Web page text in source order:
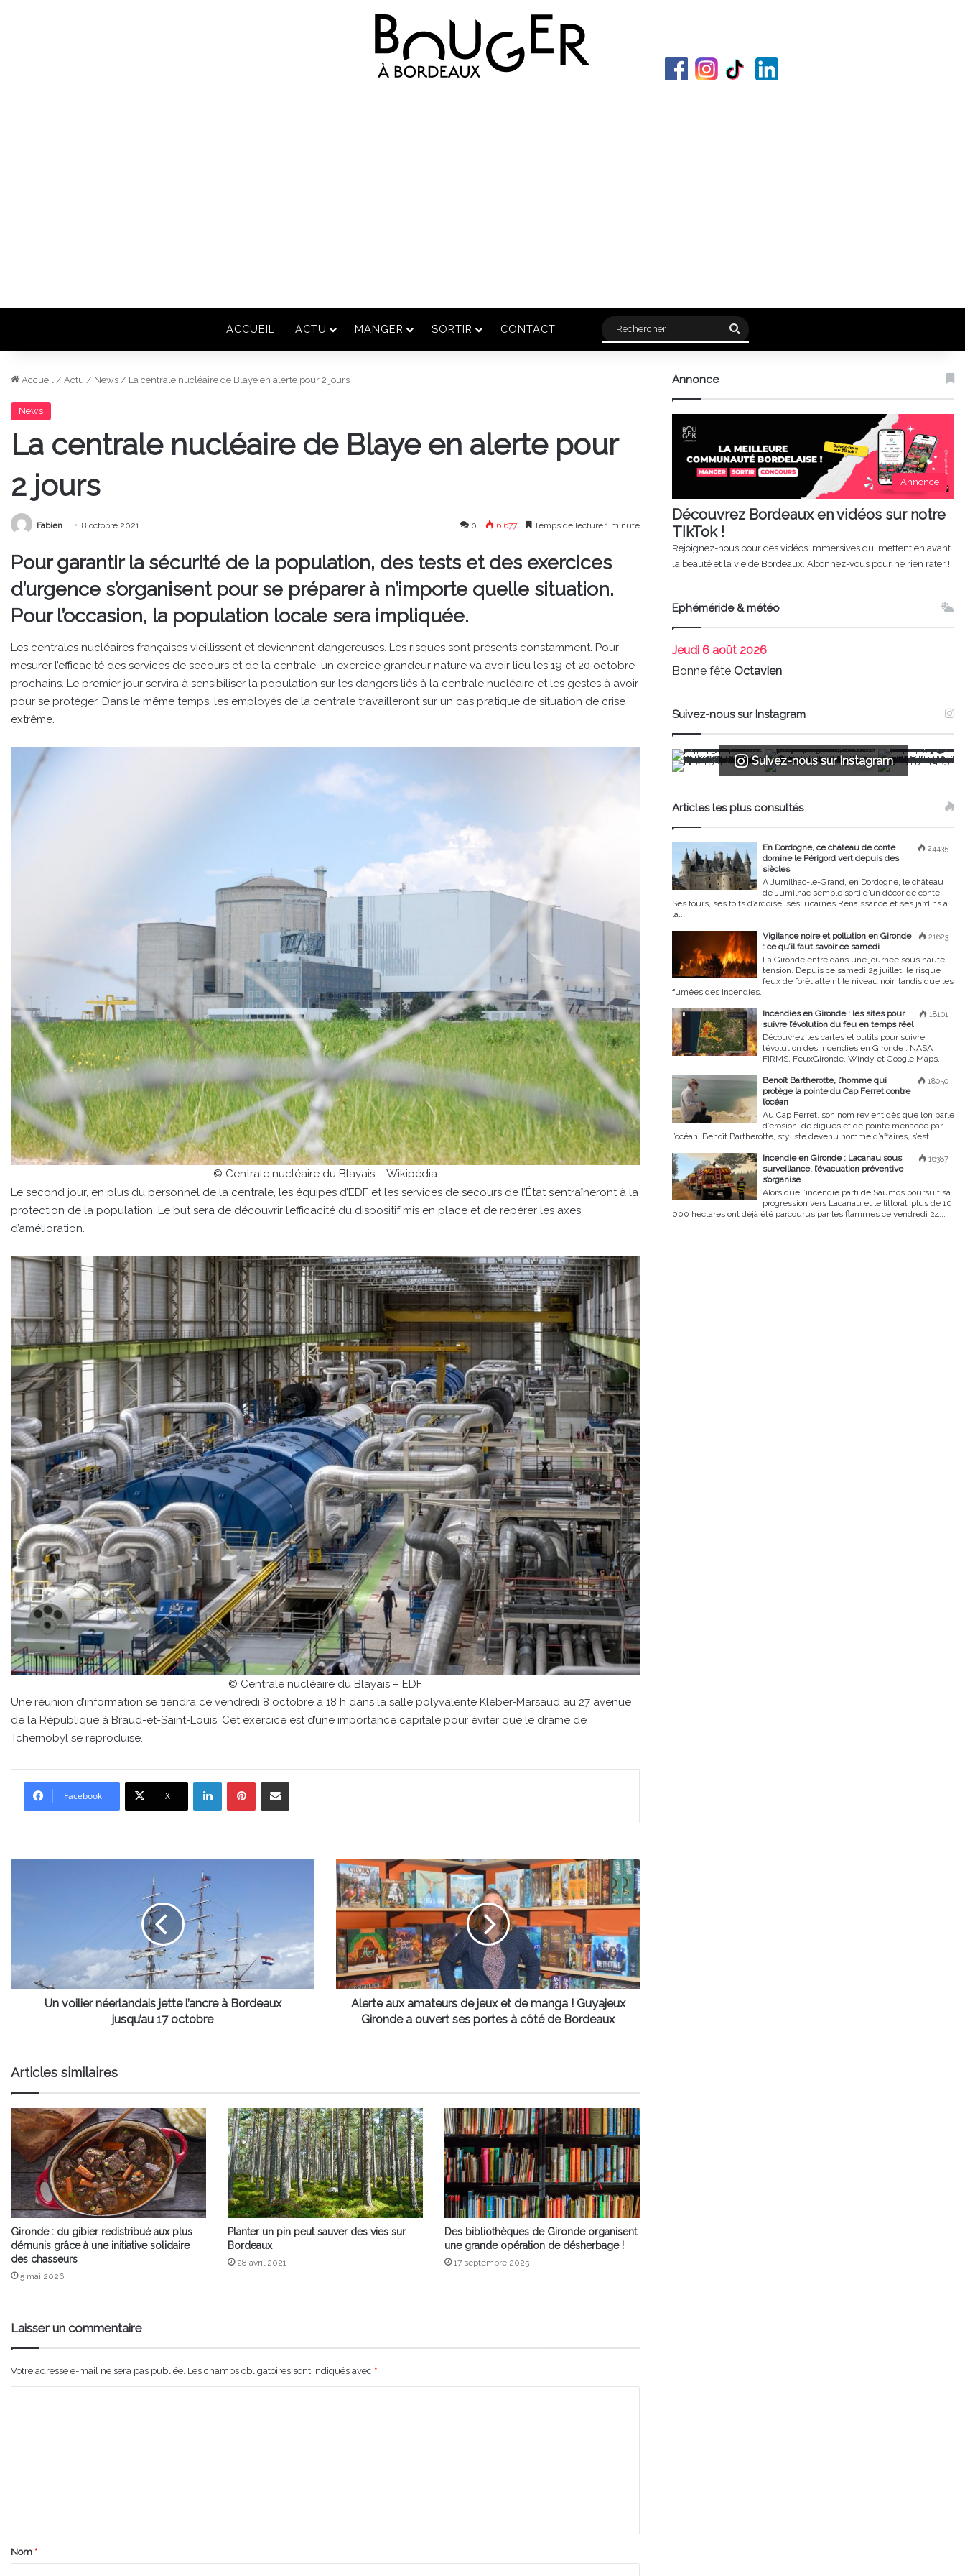
ACCUEIL ACTU MANGER SORTIR CONTACT Rechercher
Accueil / Actu / News / La centrale nucléaire de Blaye en alerte pour 2 jours
News
La centrale nucléaire de Blaye en alerte pour
2 jours
Fabien 8 octobre 2021 0 6 677 Temps de lecture 1 minute
Pour garantir la sécurité de la population, des tests et des exercices
d’urgence s’organisent pour se préparer à n’importe quelle situation.
Pour l’occasion, la population locale sera impliquée.
Les centrales nucléaires françaises vieillissent et deviennent dangereuses. Les risques sont présents constamment. Pour
mesurer l’efficacité des services de secours et de la centrale, un exercice grandeur nature va avoir lieu les 19 et 20 octobre
prochains. Le premier jour servira à sensibiliser la population sur les dangers liés à la centrale nucléaire et les gestes à avoir
pour se protéger. Dans le même temps, les employés de la centrale travailleront sur un cas pratique de situation de crise
extrême.
© Centrale nucléaire du Blayais – Wikipédia
Le second jour, en plus du personnel de la centrale, les équipes d’EDF et les services de secours de l’État s’entraîneront à la
protection de la population. Le but sera de découvrir l’efficacité du dispositif mis en place et de repérer les axes
d’amélioration.
© Centrale nucléaire du Blayais – EDF
Une réunion d’information se tiendra ce vendredi 8 octobre à 18 h dans la salle polyvalente Kléber-Marsaud au 27 avenue
de la République à Braud-et-Saint-Louis. Cet exercice est d’une importance capitale pour éviter que le drame de
Tchernobyl se reproduise.
Facebook X
LinkedinPinterestPartager par email
jusqu’au
17
Un voilier néerlandais jette l’ancre à Bordeaux
jusqu’au 17 octobre
Alerte
aux
amateurs
de
jeux
et
de
manga
!
Guyajeux
Gironde
à
côté
de
Bordeaux
Alerte aux amateurs de jeux et de manga ! Guyajeux
Gironde a ouvert ses portes à côté de Bordeaux
Articles similaires
Gironde : du gibier redistribué aux plus
démunis grâce à une initiative solidaire
des chasseurs
5 mai 2026
Planter un pin peut sauver des vies sur
Bordeaux
28 avril 2021
Des bibliothèques de Gironde organisent
une grande opération de désherbage !
17 septembre 2025
Laisser un commentaire
Votre adresse e-mail ne sera pas publiée. Les champs obligatoires sont indiqués avec *
aNom *
Annonce
Annonce
Découvrez Bordeaux en vidéos sur notre
TikTok !
Rejoignez-nous pour des vidéos immersives qui mettent en avant
la beauté et la vie de Bordeaux. Abonnez-vous pour ne rien rater !
Ephéméride & météo
Jeudi 6 août 2026
Bonne fête Octavien
Suivez-nous sur Instagram
Suivez-nous sur Instagram
Articles les plus consultés
24435
En Dordogne, ce château de conte
domine le Périgord vert depuis des
siècles
À Jumilhac-le-Grand, en Dordogne, le château
de Jumilhac semble sorti d’un décor de conte.
Ses tours, ses toits d’ardoise, ses lucarnes Renaissance et ses jardins à
la...
21623
Vigilance noire et pollution en Gironde
: ce qu’il faut savoir ce samedi
La Gironde entre dans une journée sous haute
tension. Depuis ce samedi 25 juillet, le risque
feux de forêt atteint le niveau noir, tandis que les
fumées des incendies...
18101
Incendies en Gironde : les sites pour
suivre l’évolution du feu en temps réel
Découvrez les cartes et outils pour suivre
l’évolution des incendies en Gironde : NASA
FIRMS, FeuxGironde, Windy et Google Maps.
18050
Benoît Bartherotte, l’homme qui
protège la pointe du Cap Ferret contre
l’océan
Au Cap Ferret, son nom revient dès que l’on parle
d’érosion, de digues et de pointe menacée par
l’océan. Benoît Bartherotte, styliste devenu homme d’affaires, s’est...
16387
Incendie en Gironde : Lacanau sous
surveillance, l’évacuation préventive
s’organise
Alors que l’incendie parti de Saumos poursuit sa
progression vers Lacanau et le littoral, plus de 10
000 hectares ont déjà été parcourus par les flammes ce vendredi 24...